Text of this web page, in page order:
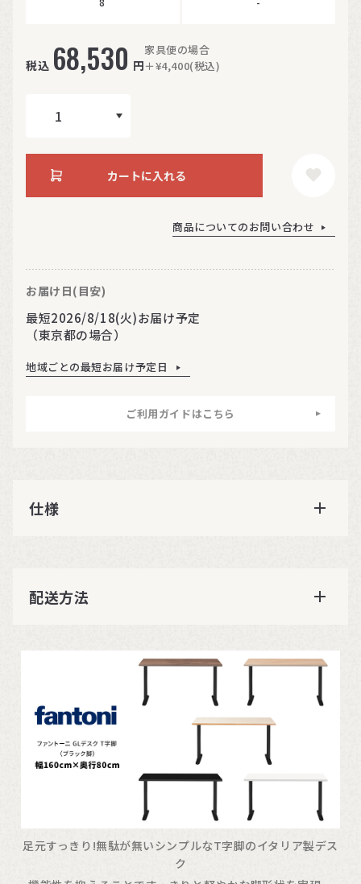
税込 68,530 円
家具便の場合
＋¥4,400(税込)
カートに入れる
商品についてのお問い合わせ
お届け日(目安)
最短2026/8/18(火)お届け予定
（東京都の場合）
地域ごとの最短お届け予定日
ご利用ガイドはこちら
仕様
配送方法
足元すっきり!無駄が無いシンプルなT字脚のイタリア製デス
ク